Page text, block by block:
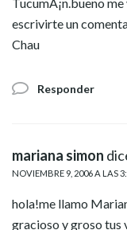
escrivirte un
Chau
Responder
mariana simon
NOVIEMBRE 9, 2006 A LAS
hola!me llamo
gracioso y groso tus